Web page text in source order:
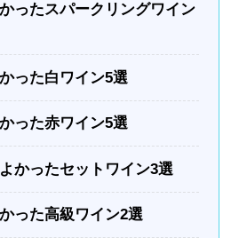
ったスパークリングワイン
った白ワイン5選
った赤ワイン5選
かったセットワイン3選
った高級ワイン2選